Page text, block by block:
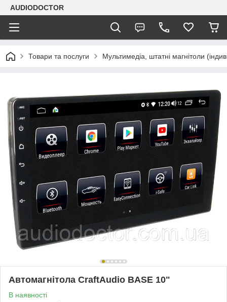
AUDIODOCTOR
Товари та послуги Мультимедіа, штатні магнітоли
Автомагнітола CraftAudio BASE 10"
В наявності